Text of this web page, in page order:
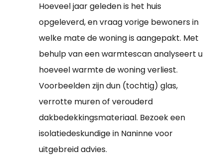
Hoeveel jaar geleden is het huis
opgeleverd, en vraag vorige bewoners in
welke mate de woning is aangepakt. Met
behulp van een warmtescan analyseert u
hoeveel warmte de woning verliest.
Voorbeelden zijn dun (tochtig) glas,
verrotte muren of verouderd
dakbedekkingsmateriaal. Bezoek een
isolatiedeskundige in Naninne voor
uitgebreid advies.